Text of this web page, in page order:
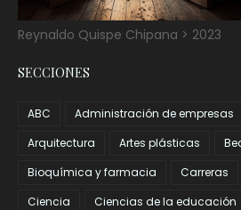
Reynaldo Quispe Chipana > 2023
SECCIONES
ABC Administración de empresas
Arquitectura
Artes plásticas
Bioquímica y farmacia
Carreras
Ciencia
Ciencias de la educación